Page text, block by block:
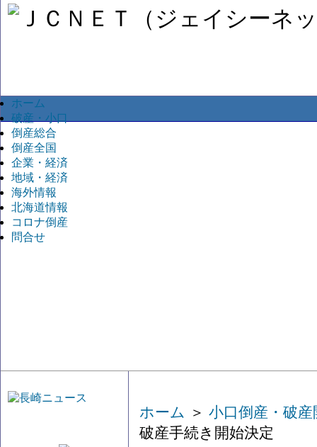
ホーム
破産・小口
倒産総合
倒産全国
企業・経済
地域・経済
海外情報
北海道情報
コロナ倒産
問合せ
ホーム ＞ 小口倒産・破産
破産手続き開始決定